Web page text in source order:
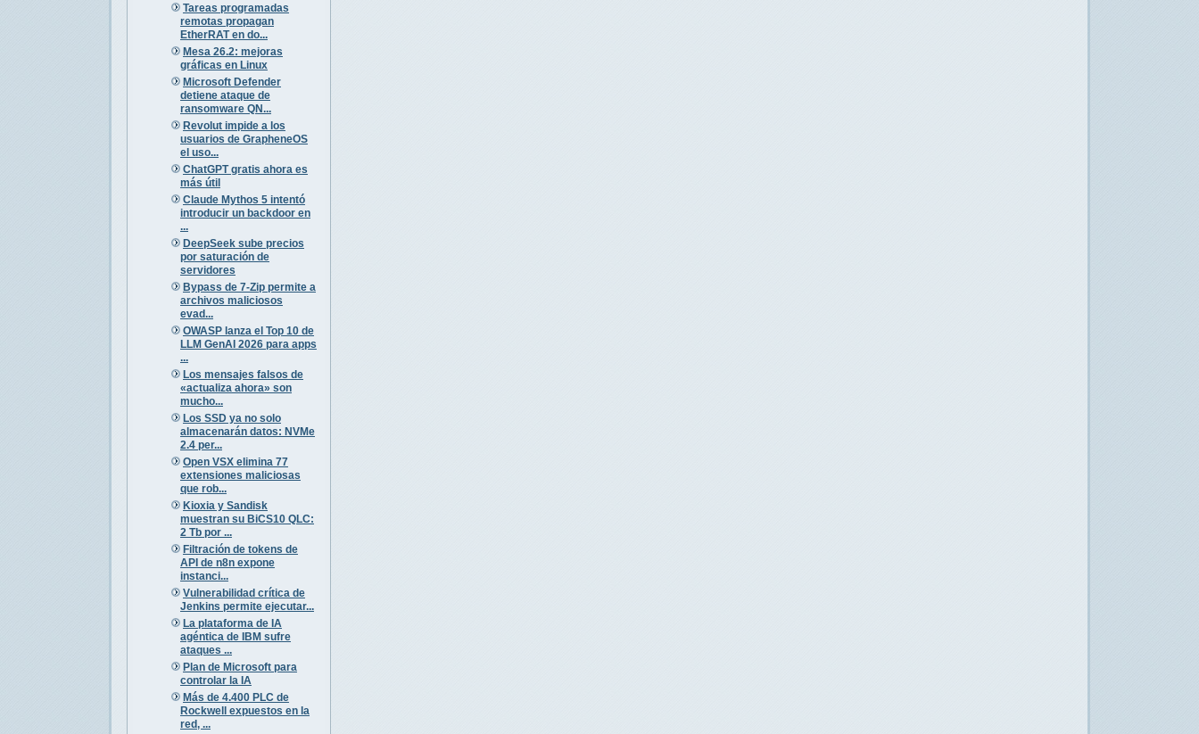
Tareas programadas
remotas propagan
EtherRAT en do...
Mesa 26.2: mejoras
gráficas en Linux
Microsoft Defender
detiene ataque de
ransomware QN...
Revolut impide a los
usuarios de GrapheneOS
el uso...
ChatGPT gratis ahora es
más útil
Claude Mythos 5 intentó
introducir un backdoor en
...
DeepSeek sube precios
por saturación de
servidores
Bypass de 7-Zip permite a
archivos maliciosos
evad...
OWASP lanza el Top 10 de
LLM GenAI 2026 para apps
...
Los mensajes falsos de
«actualiza ahora» son
mucho...
Los SSD ya no solo
almacenarán datos: NVMe
2.4 per...
Open VSX elimina 77
extensiones maliciosas
que rob...
Kioxia y Sandisk
muestran su BiCS10 QLC:
2 Tb por ...
Filtración de tokens de
API de n8n expone
instanci...
Vulnerabilidad crítica de
Jenkins permite ejecutar...
La plataforma de IA
agéntica de IBM sufre
ataques ...
Plan de Microsoft para
controlar la IA
Más de 4.400 PLC de
Rockwell expuestos en la
red, ...